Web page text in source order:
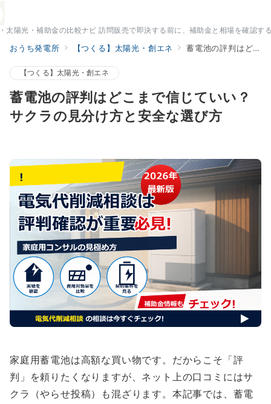
太陽光・補助金の比較ナビ 訪問販売で即決する前に、補助金と相場を確認す
おうち発電所 【つくる】太陽光・創エネ 蓄電池の評判はどこまで信じていい？サクラの見分け方と安全な選び方
【つくる】太陽光・創エネ
蓄電池の評判はどこまで信じていい？
サクラの見分け方と安全な選び方
家庭用蓄電池は高額な買い物です。だからこそ「評
判」を頼りたくなりますが、ネット上の口コミにはサ
クラ（やらせ投稿）も混ざります。本記事では、蓄電